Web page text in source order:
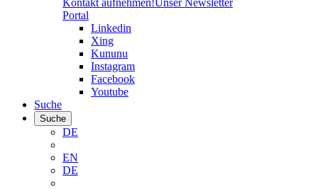
Kontakt aufnehmen!Unser Newsletter
Portal
Linkedin
Xing
Kununu
Instagram
Facebook
Youtube
Suche
Suche
DE
EN
DE